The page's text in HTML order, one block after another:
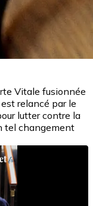
Vitale fusionnée
relancé par le
lutter contre la
tel changement